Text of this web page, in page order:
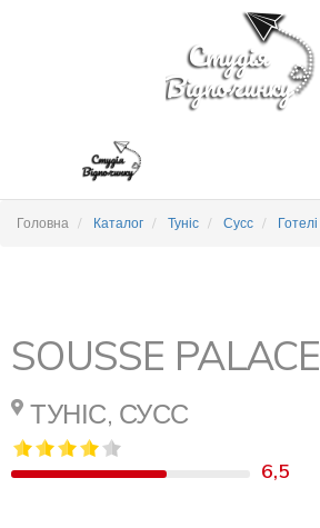
Головна Каталог Туніс Сусс Готелі
SOUSSE PALACE
ТУНІС, СУСС
6,5